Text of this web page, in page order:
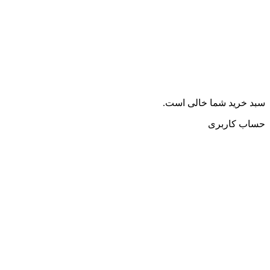
سبد خرید شما خالی است.
حساب کاربری